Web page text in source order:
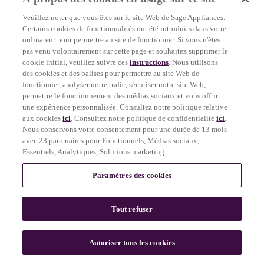
more information)
n
Veuillez noter que vous êtes sur le site Web de Sage Appliances.
Certains cookies de fonctionnalités ont été introduits dans votre
ordinateur pour permettre au site de fonctionner. Si vous n'êtes
pas venu volontairement sur cette page et souhaitez supprimer le
cookie initial, veuillez suivre cesinstructions. Nous utilisons
des cookies et des balises pour permettre au site Web de
fonctionner, analyser notre trafic, sécuriser notre site Web,
permettre le fonctionnement des médias sociaux et vous offrir
une expérience personnalisée. Consultez notre politique relative
aux cookiesici. Consultez notre politique de confidentialitéici.
Nous conservons votre consentement pour une durée de 13 mois
avec 23 partenaires pour Fonctionnels, Médias sociaux,
Essentiels, Analytiques, Solutions marketing.
Paramètres des cookies
Tout refuser
Autoriser tous les cookies